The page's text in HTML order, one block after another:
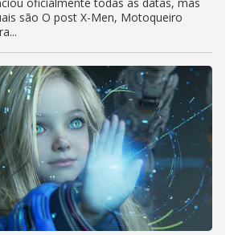
oficialmente todas as datas, mas
são O post X-Men, Motoqueiro